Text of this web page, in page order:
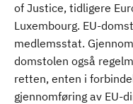
of Justice, tidligere
Luxembourg. EU-
medlemsstat.
domstolen også
retten, enten i
gjennomføring av EU-